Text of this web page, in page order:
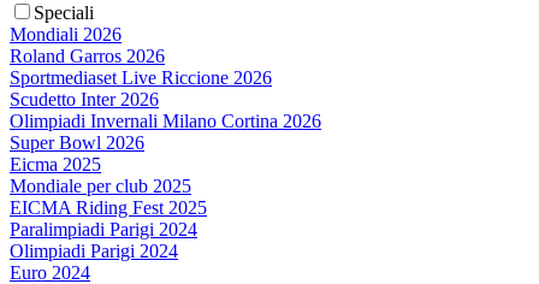
Speciali
Mondiali 2026
Roland Garros 2026
Sportmediaset Live Riccione 2026
Scudetto Inter 2026
Olimpiadi Invernali Milano Cortina 2026
Super Bowl 2026
Eicma 2025
Mondiale per club 2025
EICMA Riding Fest 2025
Paralimpiadi Parigi 2024
Olimpiadi Parigi 2024
Euro 2024